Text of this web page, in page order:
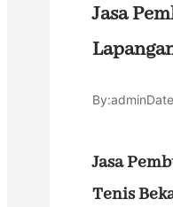
Jasa
By:admin
Jasa
Tenis